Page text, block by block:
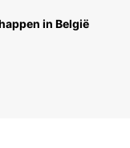
in België